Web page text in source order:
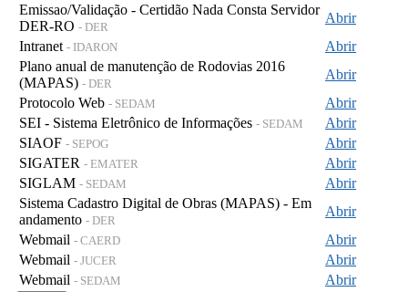
Emissao/Validação - Certidão Nada Consta Servidor
DER-RO - DER
Abrir
Intranet - IDARON
Abrir
Plano anual de manutenção de Rodovias 2016
(MAPAS) - DER
Abrir
Protocolo Web - SEDAM
Abrir
SEI - Sistema Eletrônico de Informações - SEDAM
Abrir
SIAOF - SEPOG
Abrir
SIGATER - EMATER
Abrir
SIGLAM - SEDAM
Abrir
Sistema Cadastro Digital de Obras (MAPAS) - Em
andamento - DER
Abrir
Webmail - CAERD
Abrir
Webmail - JUCER
Abrir
Webmail - SEDAM Abrir